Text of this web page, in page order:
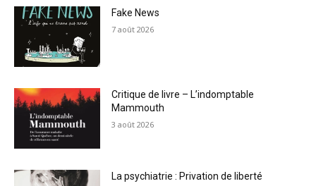
Fake News
7 août 2026
Critique de livre – L’indomptable
Mammouth
3 août 2026
La psychiatrie : Privation de liberté